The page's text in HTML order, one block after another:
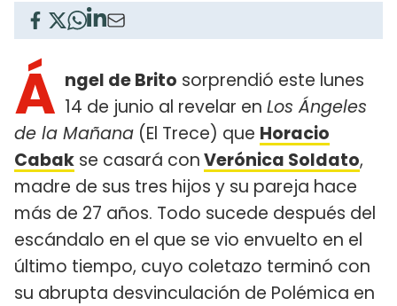
Á ngel de Brito sorprendió este lunes
14 de junio al revelar en Los Ángeles
de la Mañana (El Trece) que Horacio
Cabak se casará conVerónica Soldato,
madre de sus tres hijos y su pareja hace
más de 27 años. Todo sucede después del
escándalo en el que se vio envuelto en el
último tiempo, cuyo coletazo terminó con
su abrupta desvinculación de Polémica en